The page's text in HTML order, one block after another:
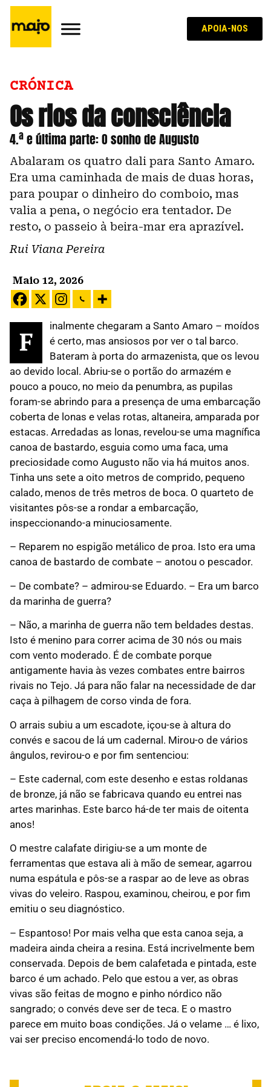
APOIA-NOS
CRÓNICA
Os rios da consciência
4.ª e última parte: O sonho de Augusto
Abalaram os quatro dali para Santo Amaro.
Era uma caminhada de mais de duas horas,
para poupar o dinheiro do comboio, mas
valia a pena, o negócio era tentador. De
resto, o passeio à beira-mar era aprazível.
Rui Viana Pereira
Maio 12, 2026
F
inalmente chegaram a Santo Amaro – moídos
é certo, mas ansiosos por ver o tal barco.
Bateram à porta do armazenista, que os levou
ao devido local. Abriu-se o portão do armazém e
pouco a pouco, no meio da penumbra, as pupilas
foram-se abrindo para a presença de uma embarcação
coberta de lonas e velas rotas, altaneira, amparada por
estacas. Arredadas as lonas, revelou-se uma magnífica
canoa de bastardo, esguia como uma faca, uma
preciosidade como Augusto não via há muitos anos.
Tinha uns sete a oito metros de comprido, pequeno
calado, menos de três metros de boca. O quarteto de
visitantes pôs-se a rondar a embarcação,
inspeccionando-a minuciosamente.
– Reparem no espigão metálico de proa. Isto era uma
canoa de bastardo de combate – anotou o pescador.
– De combate? – admirou-se Eduardo. – Era um barco
da marinha de guerra?
– Não, a marinha de guerra não tem beldades destas.
Isto é menino para correr acima de 30 nós ou mais
com vento moderado. É de combate porque
antigamente havia às vezes combates entre bairros
rivais no Tejo. Já para não falar na necessidade de dar
caça à pilhagem de corso vinda de fora.
O arrais subiu a um escadote, içou-se à altura do
convés e sacou de lá um cadernal. Mirou-o de vários
ângulos, revirou-o e por fim sentenciou:
– Este cadernal, com este desenho e estas roldanas
de bronze, já não se fabricava quando eu entrei nas
artes marinhas. Este barco há-de ter mais de oitenta
anos!
O mestre calafate dirigiu-se a um monte de
ferramentas que estava ali à mão de semear, agarrou
numa espátula e pôs-se a raspar ao de leve as obras
vivas do veleiro. Raspou, examinou, cheirou, e por fim
emitiu o seu diagnóstico.
– Espantoso! Por mais velha que esta canoa seja, a
madeira ainda cheira a resina. Está incrivelmente bem
conservada. Depois de bem calafetada e pintada, este
barco é um achado. Pelo que estou a ver, as obras
vivas são feitas de mogno e pinho nórdico não
sangrado; o convés deve ser de teca. E o mastro
parece em muito boas condições. Já o velame … é lixo,
vai ser preciso encomendá-lo todo de novo.